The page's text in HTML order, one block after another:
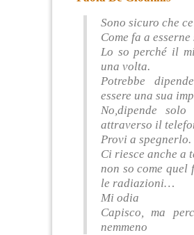
Sono sicuro che
Come fa a
Lo so perché il
una volta.
Potrebbe
essere una sua
No,dipende
attraverso il
Provi a spegnerlo.
Ci riesce anche a
non so come
le radiazioni…
Mi odia
Capisco, ma
nemmeno